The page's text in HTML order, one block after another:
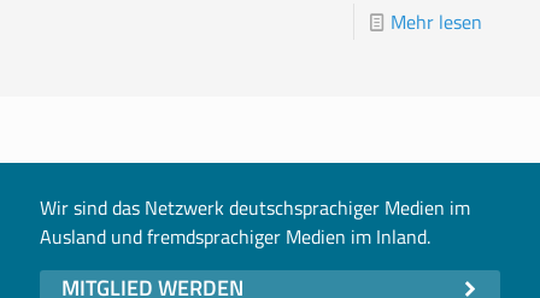
Mehr lesen
Wir sind das Netzwerk deutschsprachiger Medien im
Ausland und fremdsprachiger Medien im Inland.
MITGLIED WERDEN